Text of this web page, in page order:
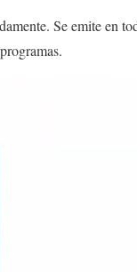
Se emite en